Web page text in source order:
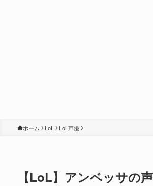
ホーム LoL LoL声優
【LoL】アンベッサの